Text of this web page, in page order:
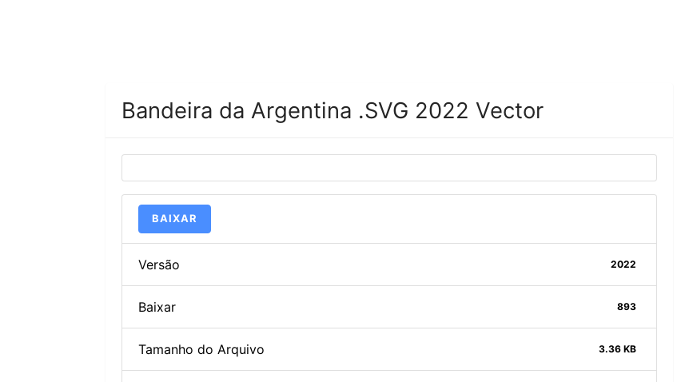
Bandeira da Argentina .SVG 2022 Vector
BAIXAR
Versão 2022
Baixar 893
Tamanho do Arquivo 3.36 KB